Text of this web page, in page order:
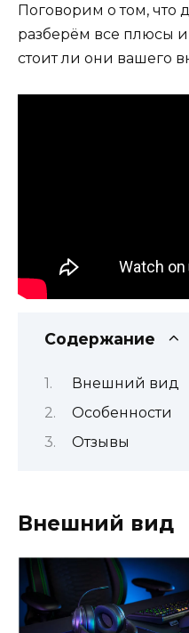
Поговорим о том, что
разберём все плюсы
стоит ли они вашего
Содержание
Внешний вид
Особенности
Отзывы
Внешний вид